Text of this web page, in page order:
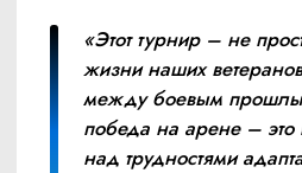
«Этот турнир – не
жизни наших
между боевым
победа на арене –
над трудностями